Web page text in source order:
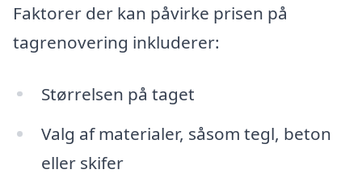
Faktorer der kan påvirke prisen på
tagrenovering inkluderer:
Størrelsen på taget
Valg af materialer, såsom tegl, beton
eller skifer